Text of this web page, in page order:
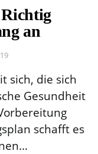
an
sich, die sich
Gesundheit
schafft es